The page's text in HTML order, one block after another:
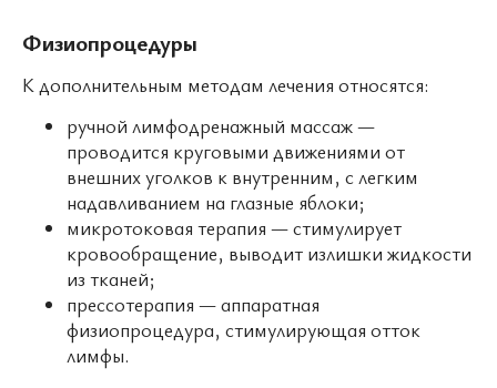
Физиопроцедуры
К дополнительным методам лечения относятся:
ручной лимфодренажный массаж —
проводится круговыми движениями от
внешних уголков к внутренним, с легким
надавливанием на глазные яблоки;
микротоковая терапия — стимулирует
кровообращение, выводит излишки жидкости
из тканей;
прессотерапия — аппаратная
физиопроцедура, стимулирующая отток
лимфы.